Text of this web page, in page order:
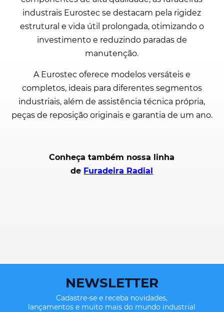
industrais Eurostec se destacam pela rigidez
estrutural e vida útil prolongada, otimizando o
investimento e reduzindo paradas de
manutenção.
A Eurostec oferece modelos versáteis e
completos, ideais para diferentes segmentos
industriais, além de assistência técnica própria,
peças de reposição originais e garantia de um ano.
Conheça também nossa linha
de Furadeira Radial
NEWSLETTER
Cadastre-se e receba novidades,
lançamentos e muito mais do mundo industrial